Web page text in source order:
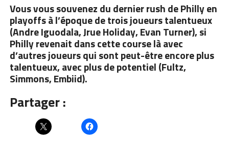
Vous vous souvenez du dernier rush de Philly en
playoffs à l’époque de trois joueurs talentueux
(Andre Iguodala, Jrue Holiday, Evan Turner), si
Philly revenait dans cette course là avec
d’autres joueurs qui sont peut-être encore plus
talentueux, avec plus de potentiel (Fultz,
Simmons, Embiid).
Partager :